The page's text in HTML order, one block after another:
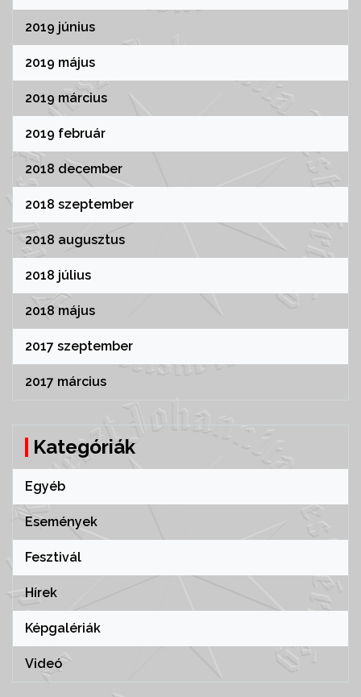
2019 június
2019 május
2019 március
2019 február
2018 december
2018 szeptember
2018 augusztus
2018 július
2018 május
2017 szeptember
2017 március
Kategóriák
Egyéb
Események
Fesztivál
Hírek
Képgalériák
Videó